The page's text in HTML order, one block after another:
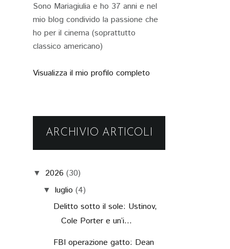
Sono Mariagiulia e ho 37 anni e nel
mio blog condivido la passione che
ho per il cinema (soprattutto
classico americano)
Visualizza il mio profilo completo
ARCHIVIO ARTICOLI
▼ 2026 (30)
▼ luglio (4)
Delitto sotto il sole: Ustinov,
Cole Porter e un’i...
FBI operazione gatto: Dean